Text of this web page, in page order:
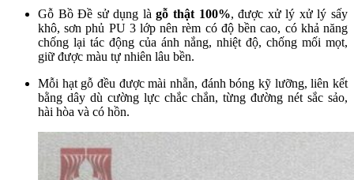
Gỗ Bồ Đề sử dụng làgỗ thật 100%, được xử lý xử lý sấy
khô, sơn phủ PU 3 lớp nên rèm có độ bền cao, có khả năng
chống lại tác động của ánh nắng, nhiệt độ, chống mối mọt,
giữ được màu tự nhiên lâu bền.
Mỗi hạt gỗ đều được mài nhẵn, đánh bóng kỹ lưỡng, liên kết
bằng dây dù cường lực chắc chắn, từng đường nét sắc sảo,
hài hòa và có hồn.